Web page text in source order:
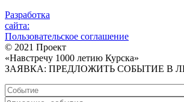
Разработка
сайта:
Пользовательское соглашение
© 2021 Проект
«Навстречу 1000 летию Курска»
ЗАЯВКА: ПРЕДЛОЖИТЬ СОБЫТИЕ В